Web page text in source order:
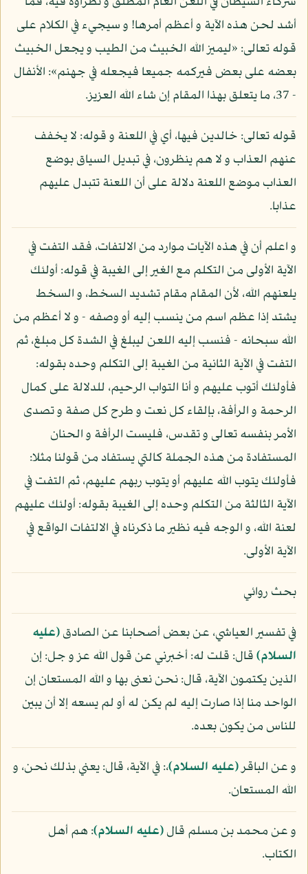
أشد لحن هذه الآية و أعظم أمرها! و سيجيء في الكلام على
قوله تعالى: «ليميز الله الخبيث من الطيب و يجعل الخبيث
بعضه على بعض فيركمه جميعا فيجعله في جهنم»: الأنفال
- 37، ما يتعلق بهذا المقام إن شاء الله العزيز.
قوله تعالى: خالدين فيها، أي في اللعنة و قوله: لا يخفف
عنهم العذاب و لا هم ينظرون، في تبديل السياق بوضع
العذاب موضع اللعنة دلالة على أن اللعنة تتبدل عليهم
عذابا.
و اعلم أن في هذه الآيات موارد من الالتفات، فقد التفت في
الآية الأولى من التكلم مع الغير إلى الغيبة في قوله: أولئك
يلعنهم الله، لأن المقام مقام تشديد السخط، و السخط
يشتد إذا عظم اسم من ينسب إليه أو وصفه - و لا أعظم من
الله سبحانه - فنسب إليه اللعن ليبلغ في الشدة كل مبلغ، ثم
التفت في الآية الثانية من الغيبة إلى التكلم وحده بقوله:
فأولئك أتوب عليهم و أنا التواب الرحيم، للدلالة على كمال
الرحمة و الرأفة، بإلقاء كل نعت و طرح كل صفة و تصدى
الأمر بنفسه تعالى و تقدس، فليست الرأفة و الحنان
المستفادة من هذه الجملة كالتي يستفاد من قولنا مثلا:
فأولئك يتوب الله عليهم أو يتوب ربهم عليهم، ثم التفت في
الآية الثالثة من التكلم وحده إلى الغيبة بقوله: أولئك عليهم
لعنة الله، و الوجه فيه نظير ما ذكرناه في الالتفات الواقع في
الآية الأولى.
بحث روائي
في تفسير العياشي، عن بعض أصحابنا عن الصادق(عليه
السلام)قال: قلت له: أخبرني عن قول الله عز و جل: إن
الذين يكتمون الآية، قال: نحن نعنى بها و الله المستعان إن
الواحد منا إذا صارت إليه لم يكن له أو لم يسعه إلا أن يبين
للناس من يكون بعده.
و عن الباقر(عليه السلام)،: في الآية، قال: يعني بذلك نحن، و
الله المستعان.
و عن محمد بن مسلم قال(عليه السلام): هم أهل
الكتاب.